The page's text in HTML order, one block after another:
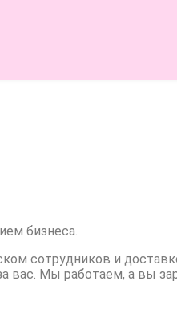
бизнеса.
сотрудников и
Мы работаем, а вы